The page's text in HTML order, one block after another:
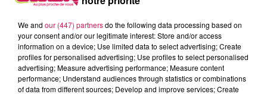
We and our (447) partnersdo the following data processing based on
your consent and/or our legitimate interest: Store and/or access
information on a device; Use limited data to select advertising; Create
profiles for personalised advertising; Use profiles to select personalised
advertising; Measure advertising performance; Measure content
performance; Understand audiences through statistics or combinations
of data from different sources; Develop and improve services; Create